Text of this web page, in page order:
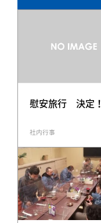
慰安旅行 決定！
社内行事